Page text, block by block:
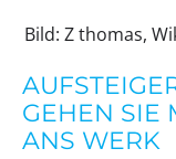
Bild: Z thomas,
GEHEN SIE
ANS WERK